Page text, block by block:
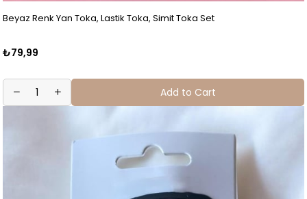
Beyaz Renk Yan Toka, Lastik Toka, Simit Toka Set
₺79,99
Add to Cart